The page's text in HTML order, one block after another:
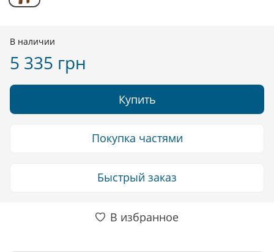
В наличии
5 335 грн
Купить
Покупка частями
Быстрый заказ
В избранное